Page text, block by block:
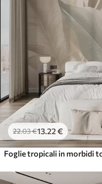
22.03€13 .22 €